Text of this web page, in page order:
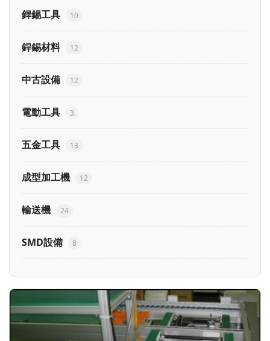
銲錫工具 10
銲錫材料 12
中古設備 12
電動工具 3
五金工具 13
成型加工機 12
輸送機 24
SMD設備 8